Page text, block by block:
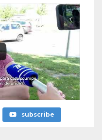
subscribe